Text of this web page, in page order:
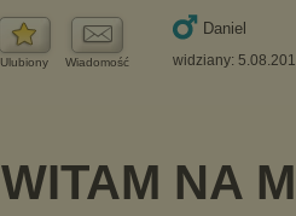
Ulubiony Wiadomość
Daniel
widziany: